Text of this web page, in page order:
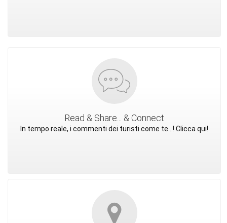
Read & Share... & Connect
In tempo reale, i commenti dei turisti come te...! Clicca qui!